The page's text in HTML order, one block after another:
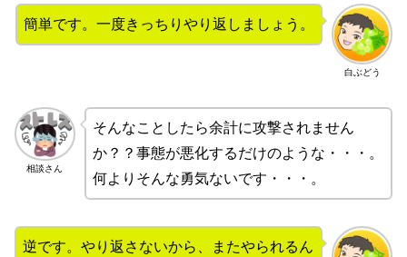
白ぶどう
簡単です。一度きっちりやり返しましょう。
相談さん
そんなことしたら余計に攻撃されません
か？？事態が悪化するだけのような・・・。
何よりそんな勇気ないです・・・。
逆です。やり返さないから、またやられるん